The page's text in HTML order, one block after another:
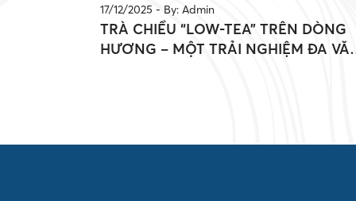
17/12/2025 - By: Admin
TRÀ CHIỀU “LOW-TEA” TRÊN DÒNG
HƯƠNG – MỘT TRẢI NGHIỆM ĐA